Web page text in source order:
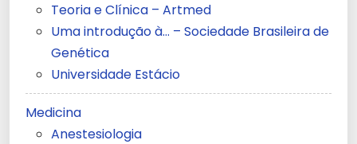
Teoria e Clínica – Artmed
Uma introdução à… – Sociedade Brasileira de
Genética
Universidade Estácio
Medicina
Anestesiologia